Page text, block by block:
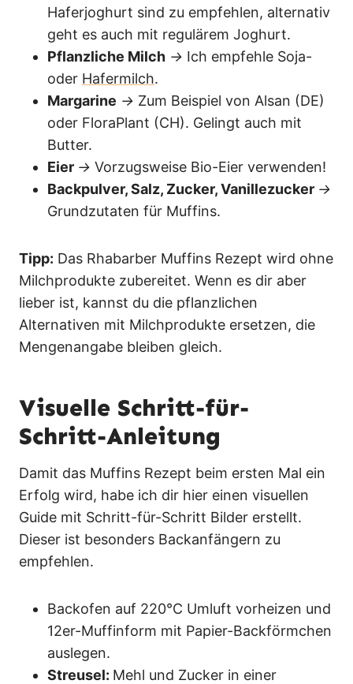
Haferjoghurt sind zu empfehlen, alternativ
geht es auch mit regulärem Joghurt.
Pflanzliche Milch → Ich empfehle Soja-
oder Hafermilch.
Margarine → Zum Beispiel von Alsan (DE)
oder FloraPlant (CH). Gelingt auch mit
Butter.
Eier → Vorzugsweise Bio-Eier verwenden!
Backpulver, Salz, Zucker, Vanillezucker →
Grundzutaten für Muffins.
Tipp: Das Rhabarber Muffins Rezept wird ohne
Milchprodukte zubereitet. Wenn es dir aber
lieber ist, kannst du die pflanzlichen
Alternativen mit Milchprodukte ersetzen, die
Mengenangabe bleiben gleich.
Visuelle Schritt-für-
Schritt-Anleitung
Damit das Muffins Rezept beim ersten Mal ein
Erfolg wird, habe ich dir hier einen visuellen
Guide mit Schritt-für-Schritt Bilder erstellt.
Dieser ist besonders Backanfängern zu
empfehlen.
Backofen auf 220°C Umluft vorheizen und
12er-Muffinform mit Papier-Backförmchen
auslegen.
Streusel: Mehl und Zucker in einer